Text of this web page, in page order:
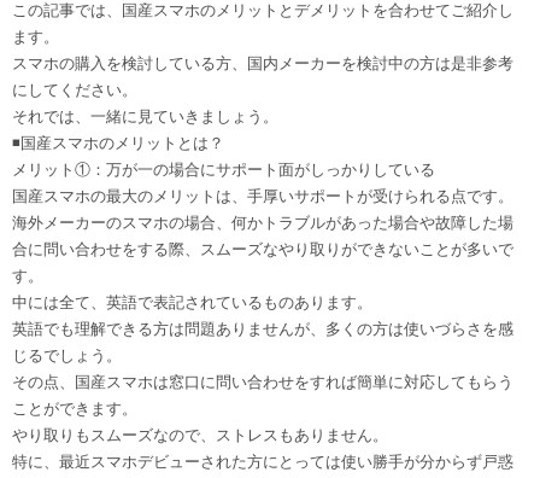
この記事では、国産スマホのメリットとデメリットを合わせてご紹介し
ます。
スマホの購入を検討している方、国内メーカーを検討中の方は是非参考
にしてください。
それでは、一緒に見ていきましょう。
◾️国産スマホのメリットとは？
メリット①：万が一の場合にサポート面がしっかりしている
国産スマホの最大のメリットは、手厚いサポートが受けられる点です。
海外メーカーのスマホの場合、何かトラブルがあった場合や故障した場
合に問い合わせをする際、スムーズなやり取りができないことが多いで
す。
中には全て、英語で表記されているものあります。
英語でも理解できる方は問題ありませんが、多くの方は使いづらさを感
じるでしょう。
その点、国産スマホは窓口に問い合わせをすれば簡単に対応してもらう
ことができます。
やり取りもスムーズなので、ストレスもありません。
特に、最近スマホデビューされた方にとっては使い勝手が分からず戸惑